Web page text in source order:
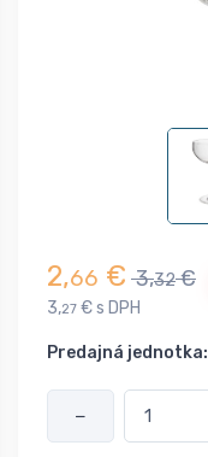
2,66 € 3,32€
3,27 € s DPH
Predajná jednotka:
−